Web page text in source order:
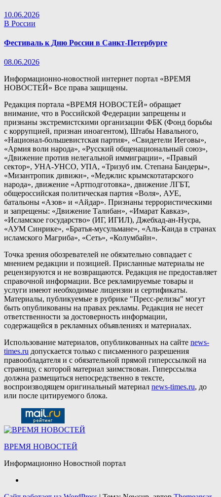
10.06.2026
В России
Фестиваль к Дню России в Санкт-Петербурге
08.06.2026
Информационно-новостной интернет портал «ВРЕМЯ
НОВОСТЕЙ» Все права защищены.
Редакция портала «ВРЕМЯ НОВОСТЕЙ» обращает
внимание, что в Российской Федерации запрещены и
признаны экстремистскими организации ФБК (Фонд борьбы
с коррупцией, признан иноагентом), Штабы Навального,
«Национал-большевистская партия», «Свидетели Иеговы»,
«Армия воли народа», «Русский общенациональный союз»,
«Движение против нелегальной иммиграции», «Правый
сектор», УНА-УНСО, УПА, «Тризуб им. Степана Бандеры»,
«Мизантропик дивижн», «Меджлис крымскотатарского
народа», движение «Артподготовка», движение ЛГБТ,
общероссийская политическая партия «Воля», АУЕ,
батальоны «Азов» и «Айдар». Признаны террористическими
и запрещены: «Движение Талибан», «Имарат Кавказ»,
«Исламское государство» (ИГ, ИГИЛ), Джебхад-ан-Нусра,
«АУМ Синрике», «Братья-мусульмане», «Аль-Каида в странах
исламского Магриба», «Сеть», «Колумбайн».
Точка зрения обозревателей не обязательно совпадает с
мнением редакции и позицией. Присланные материалы не
рецензируются и не возвращаются. Редакция не предоставляет
справочной информации. Все рекламируемые товары и
услуги имеют необходимые лицензии и сертификаты.
Материалы, публикуемые в рубрике "Пресс-релизы" могут
быть опубликованы на правах рекламы. Редакция не несет
ответственности за достоверность информации,
содержащейся в рекламных объявлениях и материалах.
Использование материалов, опубликованных на сайте news-
times.ru допускается только с письменного разрешения
правообладателя и с обязательной прямой гиперссылкой на
страницу, с которой материал заимствован. Гиперссылка
должна размещаться непосредственно в тексте,
воспроизводящем оригинальный материал news-times.ru, до
или после цитируемого блока.
ВРЕМЯ НОВОСТЕЙ
Информационно Новостной портал